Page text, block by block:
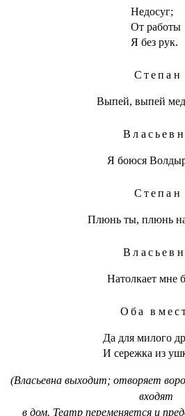
Недосуг;
От работы
Я без рук.
Степан
Выпей, выпей
Я боюся
Степан
Плюнь ты, плюнь
Натолкает мне
Оба
Да для милого
И сережка из
(Власьевна выходит; отворяет
входят
в дом. Театр переменяется и